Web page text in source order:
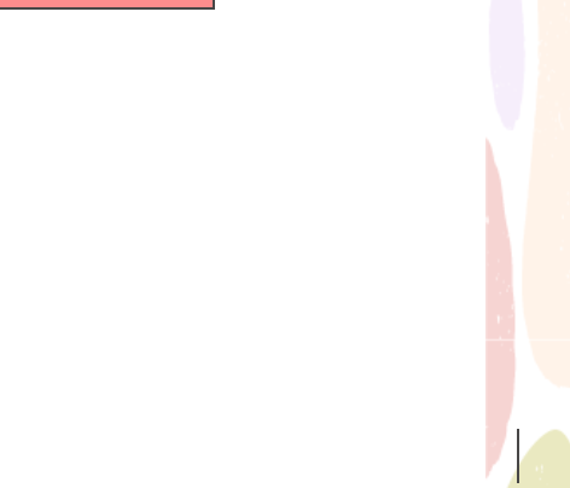
GALLERY
MEMBER'S
MOVIE
SPECIAL
BIRTHDAY
MAGAZINE